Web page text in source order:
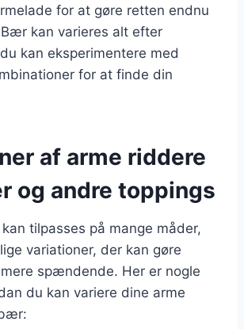
for at gøre retten endnu
kan varieres alt efter
kan eksperimentere med
for at finde din
af arme riddere
og andre toppings
tilpasses på mange måder,
variationer, der kan gøre
spændende. Her er nogle
du kan variere dine arme